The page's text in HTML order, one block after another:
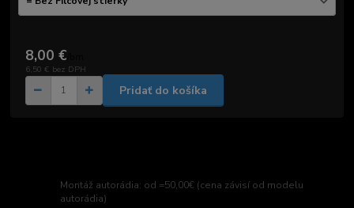
8,00 €
6,50 € bez DPH
Pridať do košíka
Montáž autorádia: od =50,00€ (cena závisí od modelu
autorádia)